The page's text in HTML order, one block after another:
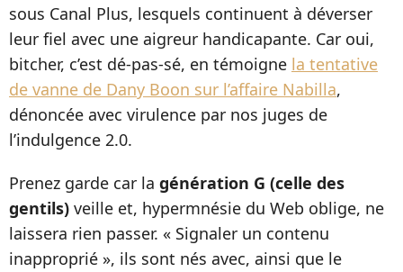
sous Canal Plus, lesquels continuent à déverser
leur fiel avec une aigreur handicapante. Car oui,
bitcher, c’est dé-pas-sé, en témoigne la tentative
de vanne de Dany Boon sur l’affaire Nabilla,
dénoncée avec virulence par nos juges de
l’indulgence 2.0.
Prenez garde car la génération G (celle des
gentils) veille et, hypermnésie du Web oblige, ne
laissera rien passer. « Signaler un contenu
inapproprié », ils sont nés avec, ainsi que le